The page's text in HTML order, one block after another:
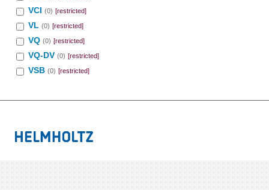
VCI (0) [restricted]
VL (0) [restricted]
VQ (0) [restricted]
VQ-DV (0) [restricted]
VSB (0) [restricted]